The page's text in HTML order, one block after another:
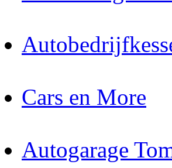
Cars en More
Autogarage